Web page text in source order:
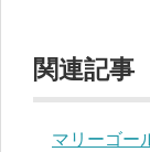
関連記事
マリーゴー